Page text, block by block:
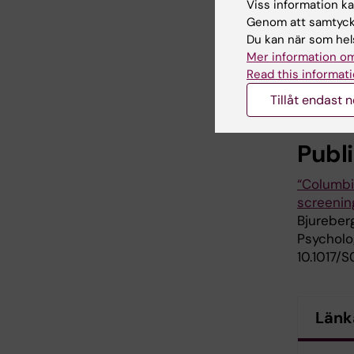
Bo
Inga
10.1017/
Viss information
Genom att
Du kan när som
Mer information
Read this
Tillåt endast